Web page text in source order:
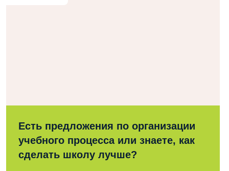
Есть предложения по организации
учебного процесса или знаете, как
сделать школу лучше?